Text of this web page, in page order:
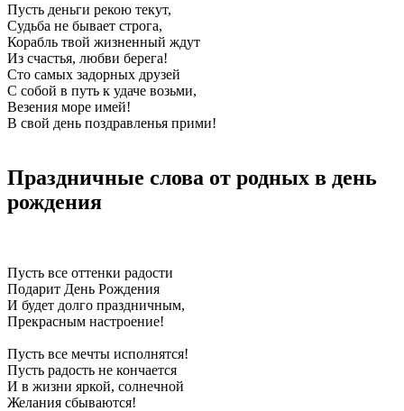
Пусть деньги рекою текут,
Судьба не бывает строга,
Корабль твой жизненный ждут
Из счастья, любви берега!
Сто самых задорных друзей
С собой в путь к удаче возьми,
Везения море имей!
В свой день поздравленья прими!
Праздничные слова от родных в день
рождения
Пусть все оттенки радости
Подарит День Рождения
И будет долго праздничным,
Прекрасным настроение!
Пусть все мечты исполнятся!
Пусть радость не кончается
И в жизни яркой, солнечной
Желания сбываются!